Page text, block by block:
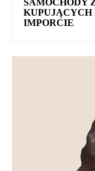
IMPORCIE